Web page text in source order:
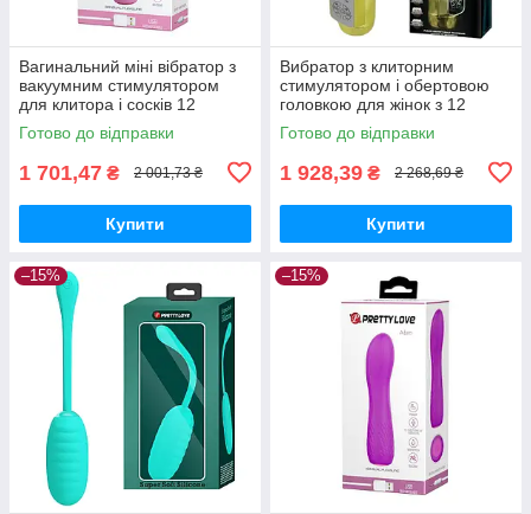
Вагинальний міні вібратор з
вакуумним стимулятором
для клитора і сосків 12
режимів силіконовий для
жінок
Готово до відправки
1 701,47 ₴ 2 001,73 ₴
Купити
Вибратор з клиторним
стимулятором і обертовою
головкою для жінок з 12
функціями вібрації і ротації
Готово до відправки
1 928,39 ₴ 2 268,69 ₴
Купити
–15% –15%